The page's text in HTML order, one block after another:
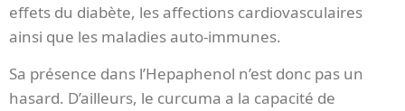
effets du diabète, les affections cardiovasculaires
ainsi que les maladies auto-immunes.
Sa présence dans l’Hepaphenol n’est donc pas un
hasard. D’ailleurs, le curcuma a la capacité de